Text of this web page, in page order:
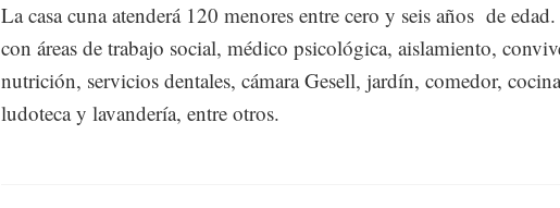
La casa cuna atenderá 120 menores entre cero y seis años de
con áreas de trabajo social, médico psicológica, aislamiento,
nutrición, servicios dentales, cámara Gesell, jardín, comedor,
ludoteca y lavandería, entre otros.